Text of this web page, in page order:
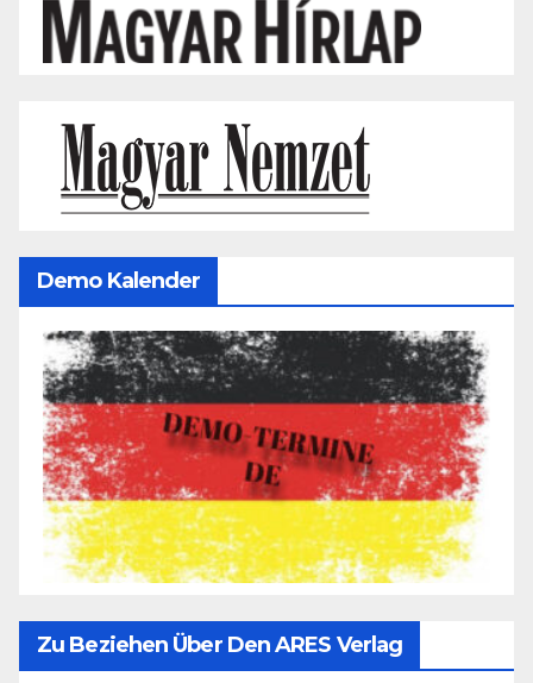
Demo Kalender
Zu Beziehen Über Den ARES Verlag